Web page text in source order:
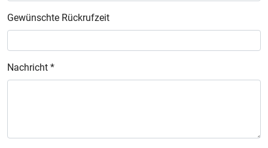
Gewünschte Rückrufzeit
Nachricht *